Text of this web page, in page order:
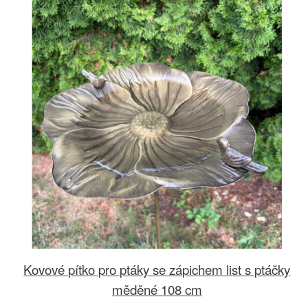
Kovové pítko pro ptáky se zápichem list s ptáčky
měděné 108 cm